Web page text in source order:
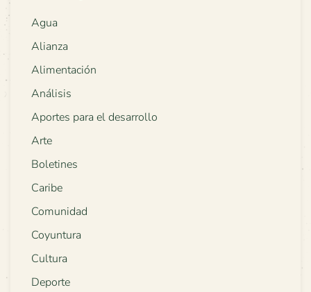
Agua
Alianza
Alimentación
Análisis
Aportes para el desarrollo
Arte
Boletines
Caribe
Comunidad
Coyuntura
Cultura
Deporte